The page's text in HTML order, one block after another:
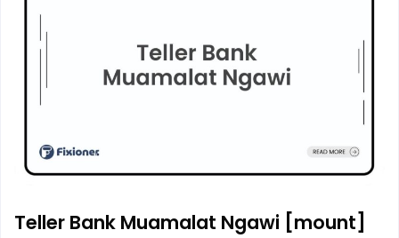
Teller Bank Muamalat Ngawi [mount]